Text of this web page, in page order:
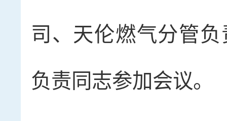
司、天伦燃气分管
负责同志参加会议。